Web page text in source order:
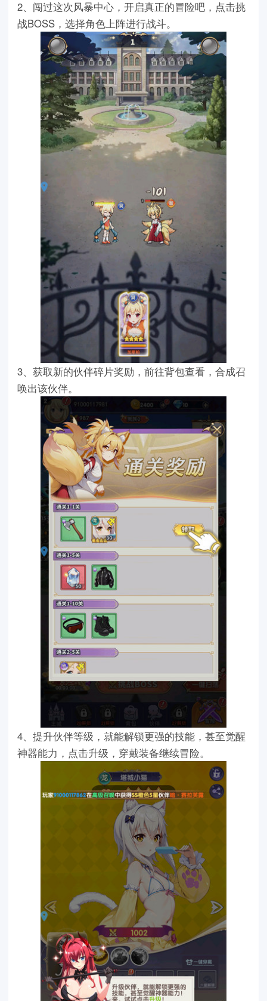
2、闯过这次风暴中心，开启真正的冒险吧，点击挑
战BOSS，选择角色上阵进行战斗。
3、获取新的伙伴碎片奖励，前往背包查看，合成召
唤出该伙伴。
4、提升伙伴等级，就能解锁更强的技能，甚至觉醒
神器能力，点击升级，穿戴装备继续冒险。